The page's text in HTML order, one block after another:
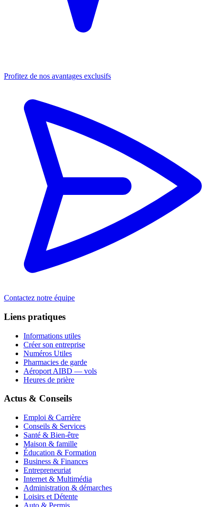
Profitez de nos avantages exclusifs
Contactez notre équipe
Liens pratiques
Informations utiles
Créer son entreprise
Numéros Utiles
Pharmacies de garde
Aéroport AIBD — vols
Heures de prière
Actus & Conseils
Emploi & Carrière
Conseils & Services
Santé & Bien-être
Maison & famille
Éducation & Formation
Business & Finances
Entrepreneuriat
Internet & Multimédia
Administration & démarches
Loisirs et Détente
Auto & Permis